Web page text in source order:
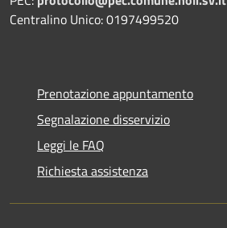
Centralino Unico: 0197499520
Prenotazione appuntamento
Segnalazione disservizio
Leggi le FAQ
Richiesta assistenza